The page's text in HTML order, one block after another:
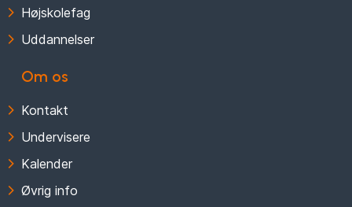
Højskolefag
Uddannelser
Om os
Kontakt
Undervisere
Kalender
Øvrig info